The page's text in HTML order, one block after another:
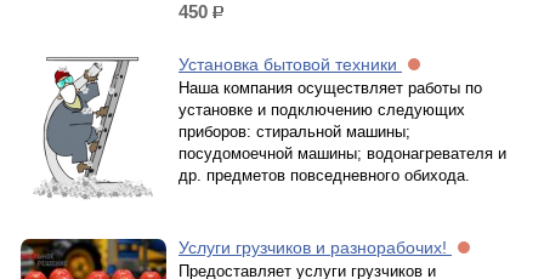
450 р.
Установка бытовой техники
Наша компания осуществляет работы по
установке и подключению следующих
приборов: стиральной машины;
посудомоечной машины; водонагревателя и
др. предметов повседневного обихода.
Услуги грузчиков и разнорабочих!
Предоставляет услуги грузчиков и